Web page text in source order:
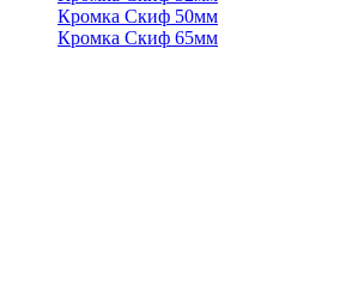
Кромка Скиф 50мм
Кромка Скиф 65мм